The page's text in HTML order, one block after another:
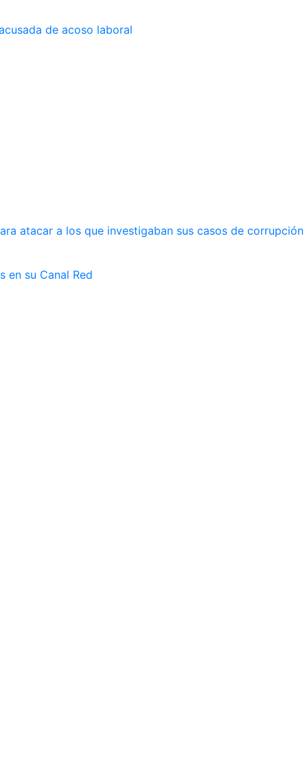
de acoso laboral
atacar a los que investigaban sus casos de corrupción
en su Canal Red